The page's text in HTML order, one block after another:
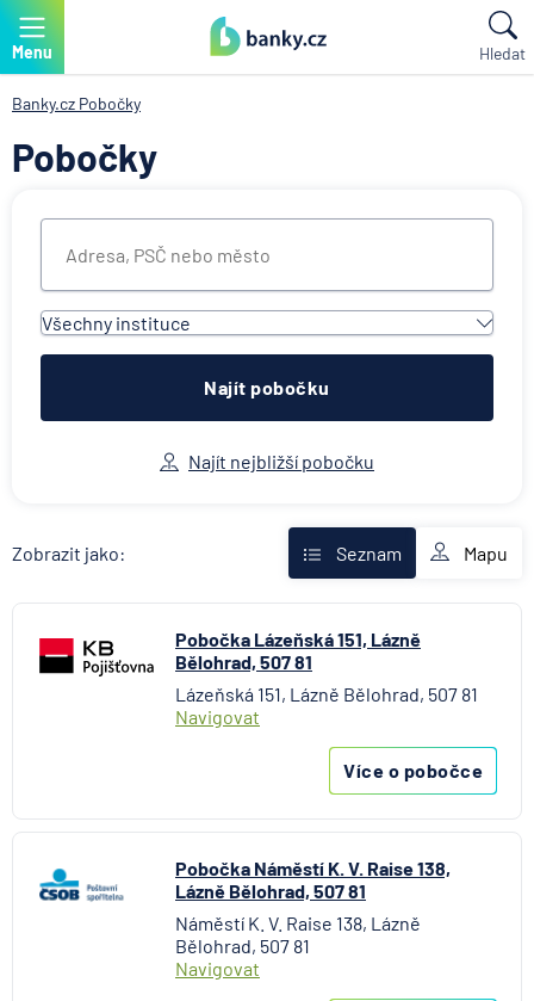
Menu Hledat
Banky.cz Pobočky
Pobočky
Všechny instituce
Všechny instituce
ACE European Group Ltd
Allianz penzijní společnost
Allianz pojišťovna
AXA Assistance
BNP Paribas Cardif Pojišťovna
Česká exportní banka
Česká národní banka
Česká podnikatelská pojišťovna
Česká spořitelna - penzijní společnost
Citibank
COMMERZBANK Aktiengesellschaft
ČSOB Hypoteční banka
ČSOB Penzijní společnost
ČSOB Pojišťovna
Najít pobočku
Najít nejbližší pobočku
Zobrazit jako: Seznam Mapu
Pobočka Lázeňská 151, Lázně
Bělohrad, 507 81
Lázeňská 151, Lázně Bělohrad, 507 81
Navigovat
Více o pobočce
Pobočka Náměstí K. V. Raise 138,
Lázně Bělohrad, 507 81
Náměstí K. V. Raise 138, Lázně
Bělohrad, 507 81
Navigovat